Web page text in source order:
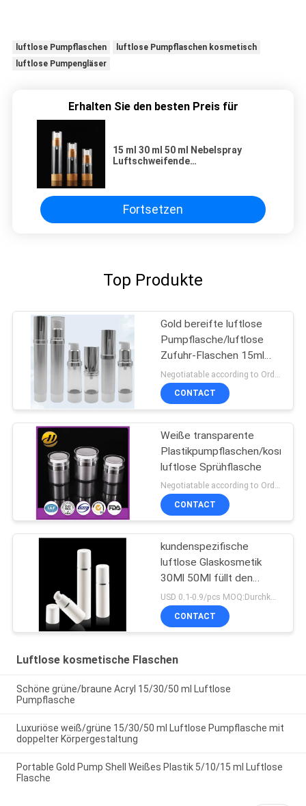
luftlose Pumpflaschen
luftlose Pumpflaschen kosmetisch
luftlose Pumpengläser
Erhalten Sie den besten Preis für
15 ml 30 ml 50 ml Nebelspray
Luftschweifende
Fortsetzen
Top Produkte
Gold bereifte luftlose
Pumpflasche/luftlose
Zufuhr-Flaschen 15ml
100ml
CONTACT
Weiße transparente
Plastikpumpflaschen/
luftlose Sprühflasche
Negotiatable according to Order Quantity and printing Requirements MOQ:5000pcs pro Größe
CONTACT
kundenspezifische
luftlose Glaskosmetik
30Ml 50Ml füllt den
bestätigten Pumpen-
Sprüher ISO90001 ab
USD 0.1-0.9/pcs MOQ:Durchkontaktierung
CONTACT
Luftlose kosmetische Flaschen
Schöne grüne/braune Acryl 15/30/50 ml Luftlose
Pumpflasche
Luxuriöse weiß/grüne 15/30/50 ml Luftlose Pumpflasche mit
doppelter Körpergestaltung
Portable Gold Pump Shell Weißes Plastik 5/10/15 ml Luftlose
Flasche